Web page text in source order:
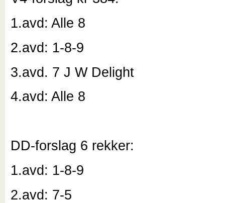
1.avd: Alle 8
2.avd: 1-8-9
3.avd. 7 J W Delight
4.avd: Alle 8
DD-forslag 6 rekker:
1.avd: 1-8-9
2.avd: 7-5